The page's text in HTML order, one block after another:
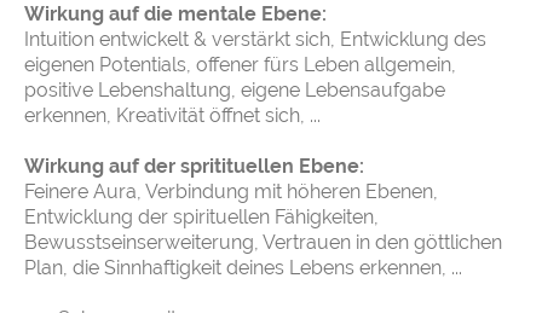
Wirkung auf die mentale Ebene:
Intuition entwickelt & verstärkt sich, Entwicklung des
eigenen Potentials, offener fürs Leben allgemein,
positive Lebenshaltung, eigene Lebensaufgabe
erkennen, Kreativität öffnet sich, ...
Wirkung auf der spritituellen Ebene:
Feinere Aura, Verbindung mit höheren Ebenen,
Entwicklung der spirituellen Fähigkeiten,
Bewusstseinserweiterung, Vertrauen in den göttlichen
Plan, die Sinnhaftigkeit deines Lebens erkennen, ...